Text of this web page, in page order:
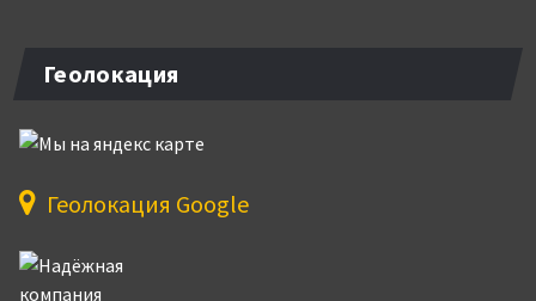
Геолокация
Геолокация Google